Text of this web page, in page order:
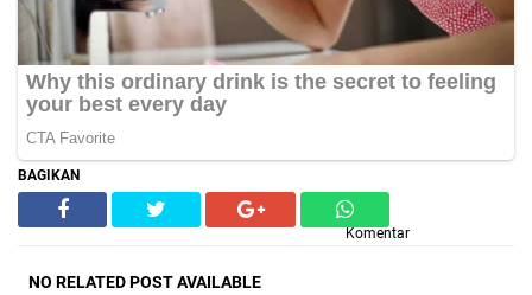
BAGIKAN
Komentar
NO RELATED POST AVAILABLE